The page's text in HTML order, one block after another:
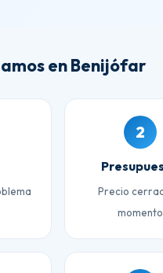
en Benijófar
2
Precio
momento